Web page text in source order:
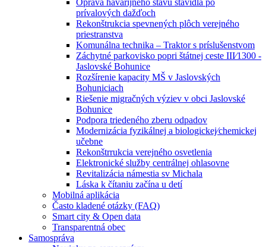
Oprava havarijného stavu stavidla po
prívalových dažďoch
Rekonštrukcia spevnených plôch verejného
priestranstva
Komunálna technika – Traktor s príslušenstvom
Záchytné parkovisko popri štátnej ceste III⁄1300 -
Jaslovské Bohunice
Rozšírenie kapacity MŠ v Jaslovských
Bohuniciach
Riešenie migračných výziev v obci Jaslovské
Bohunice
Podpora triedeného zberu odpadov
Modernizácia fyzikálnej a biologickej⁄chemickej
učebne
Rekonštrrukcia verejného osvetlenia
Elektronické služby centrálnej ohlasovne
Revitalizácia námestia sv Michala
Láska k čítaniu začína u detí
Mobilná aplikácia
Často kladené otázky (FAQ)
Smart city & Open data
Transparentná obec
Samospráva